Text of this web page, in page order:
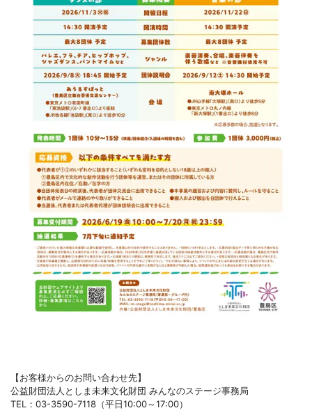
【お客様からのお問い合わせ先】
公益財団法人としま未来文化財団 みんなのステージ事務局
TEL：03-3590-7118（平日10:00～17:00）